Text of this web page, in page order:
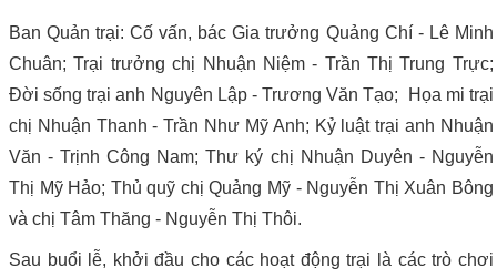
Ban Quản trại: Cố vấn, bác Gia trưởng Quảng Chí - Lê Minh
Chuân; Trại trưởng chị Nhuận Niệm - Trần Thị Trung Trực;
Đời sống trại anh Nguyên Lập - Trương Văn Tạo; Họa mi trại
chị Nhuận Thanh - Trần Như Mỹ Anh; Kỷ luật trại anh Nhuận
Văn - Trịnh Công Nam; Thư ký chị Nhuận Duyên - Nguyễn
Thị Mỹ Hảo; Thủ quỹ chị Quảng Mỹ - Nguyễn Thị Xuân Bông
và chị Tâm Thăng - Nguyễn Thị Thôi.
Sau buổi lễ, khởi đầu cho các hoạt động trại là các trò chơi